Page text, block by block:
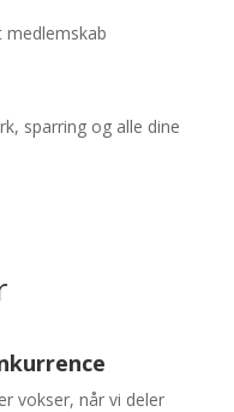
sparring og alle dine
vokser, når vi deler